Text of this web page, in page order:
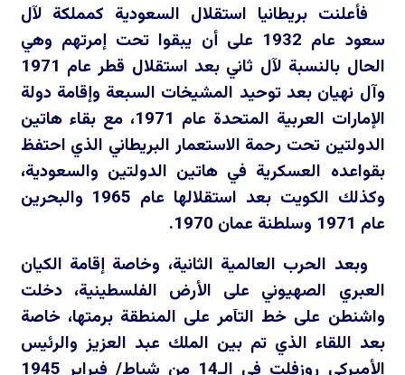
فأعلنت بريطانيا استقلال السعودية كمملكة لآل
سعود عام 1932 على أن يبقوا تحت إمرتهم وهي
الحال بالنسبة لآل ثاني بعد استقلال قطر عام 1971
وآل نهيان بعد توحيد المشيخات السبعة وإقامة دولة
الإمارات العربية المتحدة عام 1971، مع بقاء هاتين
الدولتين تحت رحمة الاستعمار البريطاني الذي احتفظ
بقواعده العسكرية في هاتين الدولتين والسعودية،
وكذلك الكويت بعد استقلالها عام 1965 والبحرين
عام 1971 وسلطنة عمان 1970.
وبعد الحرب العالمية الثانية، وخاصة إقامة الكيان
العبري الصهيوني على الأرض الفلسطينية، دخلت
واشنطن على خط التآمر على المنطقة برمتها، خاصة
بعد اللقاء الذي تم بين الملك عبد العزيز والرئيس